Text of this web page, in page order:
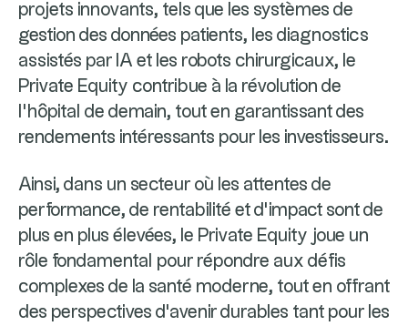
projets innovants, tels que les systèmes de
gestion des données patients, les diagnostics
assistés par IA et les robots chirurgicaux, le
Private Equity contribue à la révolution de
l’hôpital de demain, tout en garantissant des
rendements intéressants pour les investisseurs.
Ainsi, dans un secteur où les attentes de
performance, de rentabilité et d'impact sont de
plus en plus élevées, le Private Equity joue un
rôle fondamental pour répondre aux défis
complexes de la santé moderne, tout en offrant
des perspectives d'avenir durables tant pour les